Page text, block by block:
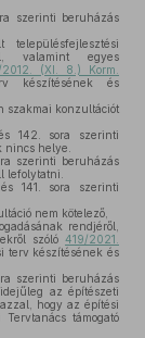
szerinti beruházás
valamint egyes
2012. (XI. 8.) Korm.
készítésének és
szakmai konzultációt
142. sora szerinti
nincs helye.
szerinti beruházás
lefolytatni.
141. sora szerinti
nem kötelező,
rendjéről,
szóló 419/2021.
terv készítésének és
szerinti beruházás
az építészeti
hogy az építési
támogató